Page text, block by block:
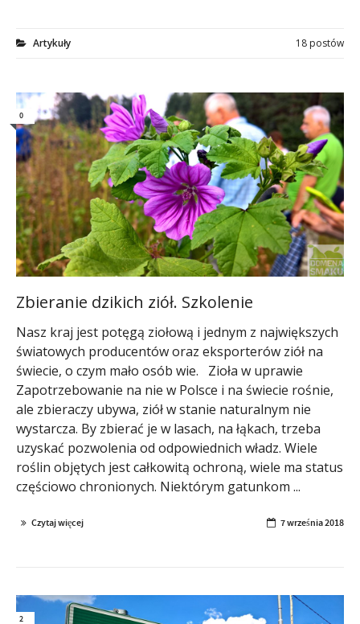
Artykuły 18 postów
0
Zbieranie dzikich ziół. Szkolenie
Nasz kraj jest potęgą ziołową i jednym z największych
światowych producentów oraz eksporterów ziół na
świecie, o czym mało osób wie. Zioła w uprawie
Zapotrzebowanie na nie w Polsce i na świecie rośnie,
ale zbieraczy ubywa, ziół w stanie naturalnym nie
wystarcza. By zbierać je w lasach, na łąkach, trzeba
uzyskać pozwolenia od odpowiednich władz. Wiele
roślin objętych jest całkowitą ochroną, wiele ma status
częściowo chronionych. Niektórym gatunkom ...
Czytaj więcej 7 września 2018
2